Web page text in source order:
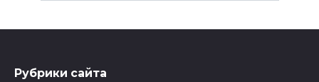
Рубрики сайта